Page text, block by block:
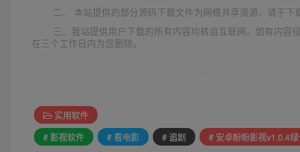
二、 本站提供的部分源码下载文件为网络共享资源，请于下
三、我站提供用户下载的所有内容均转自互联网。如有内容
在三个工作日内为您删除。
实用软件
# 影视软件
# 看电影 # 追剧 # 安卓盼盼影视v1.0.4